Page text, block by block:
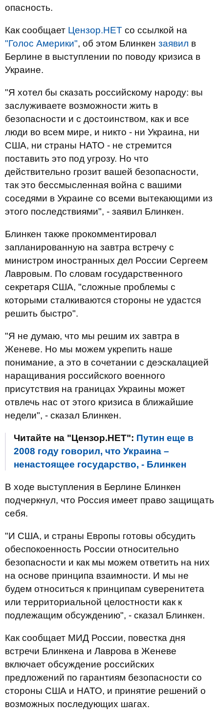
опасность.
Как сообщает Цензор.НЕТ со ссылкой на
"Голос Америки", об этом Блинкен заявил в
Берлине в выступлении по поводу кризиса в
Украине.
"Я хотел бы сказать российскому народу: вы
заслуживаете возможности жить в
безопасности и с достоинством, как и все
люди во всем мире, и никто - ни Украина, ни
США, ни страны НАТО - не стремится
поставить это под угрозу. Но что
действительно грозит вашей безопасности,
так это бессмысленная война с вашими
соседями в Украине со всеми вытекающими из
этого последствиями", - заявил Блинкен.
Блинкен также прокомментировал
запланированную на завтра встречу с
министром иностранных дел России Сергеем
Лавровым. По словам государственного
секретаря США, "сложные проблемы с
которыми сталкиваются стороны не удастся
решить быстро".
"Я не думаю, что мы решим их завтра в
Женеве. Но мы можем укрепить наше
понимание, а это в сочетании с деэскалацией
наращивания российского военного
присутствия на границах Украины может
отвлечь нас от этого кризиса в ближайшие
недели", - сказал Блинкен.
Читайте на "Цензор.НЕТ": Путин еще в
2008 году говорил, что Украина –
ненастоящее государство, - Блинкен
В ходе выступления в Берлине Блинкен
подчеркнул, что Россия имеет право защищать
себя.
"И США, и страны Европы готовы обсудить
обеспокоенность России относительно
безопасности и как мы можем ответить на них
на основе принципа взаимности. И мы не
будем относиться к принципам суверенитета
или территориальной целостности как к
подлежащим обсуждению", - сказал Блинкен.
Как сообщает МИД России, повестка дня
встречи Блинкена и Лаврова в Женеве
включает обсуждение российских
предложений по гарантиям безопасности со
стороны США и НАТО, и принятие решений о
возможных последующих шагах.